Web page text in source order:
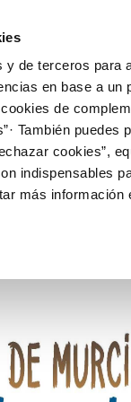
y de terceros
en base a
de
También
cookies”,
indispensables
más información
de titular
de suministro
Tu Servicio
AL CLIENTE
contacto
del agua
consumidor
DE GESTIÓN Y